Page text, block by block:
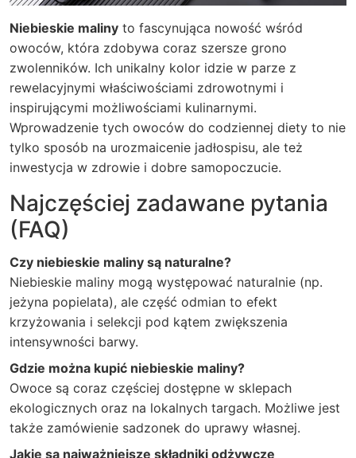
Niebieskie maliny to fascynująca nowość wśród
owoców, która zdobywa coraz szersze grono
zwolenników. Ich unikalny kolor idzie w parze z
rewelacyjnymi właściwościami zdrowotnymi i
inspirującymi możliwościami kulinarnymi.
Wprowadzenie tych owoców do codziennej diety to nie
tylko sposób na urozmaicenie jadłospisu, ale też
inwestycja w zdrowie i dobre samopoczucie.
Najczęściej zadawane pytania
(FAQ)
Czy niebieskie maliny są naturalne?
Niebieskie maliny mogą występować naturalnie (np.
jeżyna popielata), ale część odmian to efekt
krzyżowania i selekcji pod kątem zwiększenia
intensywności barwy.
Gdzie można kupić niebieskie maliny?
Owoce są coraz częściej dostępne w sklepach
ekologicznych oraz na lokalnych targach. Możliwe jest
także zamówienie sadzonek do uprawy własnej.
Jakie są najważniejsze składniki odżywcze